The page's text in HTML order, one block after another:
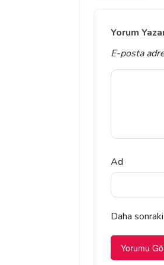
Yorum
E-posta
Ad
Daha